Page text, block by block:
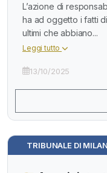
L’azione di
ha ad oggetto i fatti
ultimi che abbiano...
Leggi tutto
13/10/2025
TRIBUNALE DI